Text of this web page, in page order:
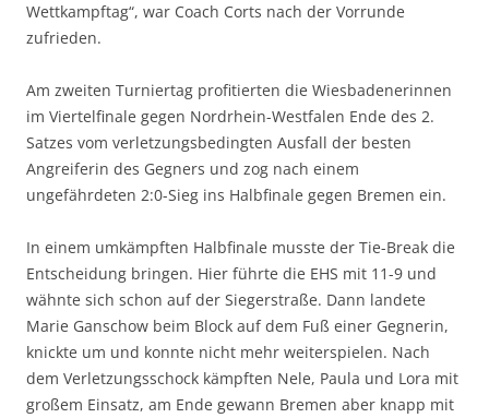
Wettkampftag“, war Coach Corts nach der Vorrunde
zufrieden.
Am zweiten Turniertag profitierten die Wiesbadenerinnen
im Viertelfinale gegen Nordrhein-Westfalen Ende des 2.
Satzes vom verletzungsbedingten Ausfall der besten
Angreiferin des Gegners und zog nach einem
ungefährdeten 2:0-Sieg ins Halbfinale gegen Bremen ein.
In einem umkämpften Halbfinale musste der Tie-Break die
Entscheidung bringen. Hier führte die EHS mit 11-9 und
wähnte sich schon auf der Siegerstraße. Dann landete
Marie Ganschow beim Block auf dem Fuß einer Gegnerin,
knickte um und konnte nicht mehr weiterspielen. Nach
dem Verletzungsschock kämpften Nele, Paula und Lora mit
großem Einsatz, am Ende gewann Bremen aber knapp mit